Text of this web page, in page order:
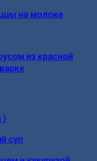
на молоке
из красной
)
суп